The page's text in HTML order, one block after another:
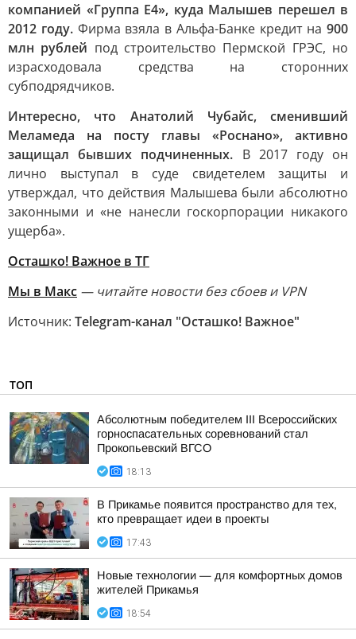
компанией «Группа Е4», куда Малышев перешел в
2012 году.Фирма взяла в Альфа-Банке кредит на 900
млн рублей под строительство Пермской ГРЭС, но
израсходовала средства на сторонних
субподрядчиков.
Интересно, что Анатолий Чубайс, сменивший
Меламеда на посту главы «Роснано», активно
защищал бывших подчиненных. В 2017 году он
лично выступал в суде свидетелем защиты и
утверждал, что действия Малышева были абсолютно
законными и «не нанесли госкорпорации никакого
ущерба».
Осташко! Важное в ТГ
Мы в Макс — читайте новости без сбоев и VPN
Источник: Telegram-канал "Осташко! Важное"
ТОП
Абсолютным победителем III Всероссийских
горноспасательных соревнований стал
Прокопьевский ВГСО
18:13
В Прикамье появится пространство для тех,
кто превращает идеи в проекты
17:43
Новые технологии — для комфортных домов
жителей Прикамья
18:54